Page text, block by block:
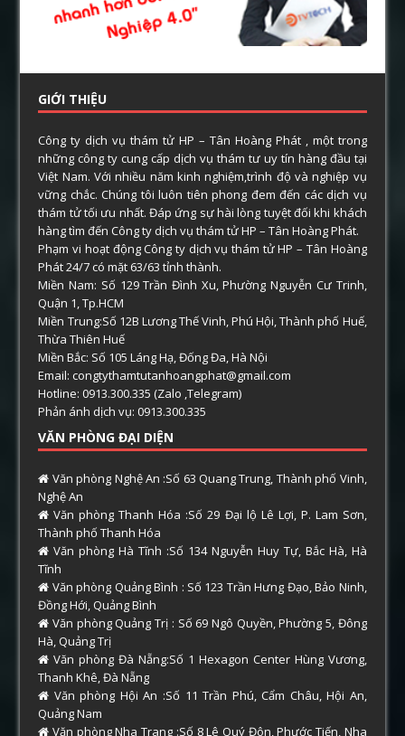
GIỚI THIỆU
Công ty dịch vụ thám tử HP – Tân Hoàng Phát , một trong
những công ty cung cấp dịch vụ thám tư uy tín hàng đầu tại
Việt Nam. Với nhiều năm kinh nghiệm,trình độ và nghiệp vụ
vững chắc. Chúng tôi luôn tiên phong đem đến các dịch vụ
thám tử tối ưu nhất. Đáp ứng sự hài lòng tuyệt đối khi khách
hàng tìm đến Công ty dịch vụ thám tử HP – Tân Hoàng Phát.
Phạm vi hoạt động Công ty dịch vụ thám tử HP – Tân Hoàng
Phát 24/7 có mặt 63/63 tỉnh thành.
Miền Nam: Số 129 Trần Đình Xu, Phường Nguyễn Cư Trinh,
Quận 1, Tp.HCM
Miền Trung:Số 12B Lương Thế Vinh, Phú Hội, Thành phố Huế,
Thừa Thiên Huế
Miền Bắc: Số 105 Láng Hạ, Đống Đa, Hà Nội
Email: congtythamtutanhoangphat@gmail.com
Hotline: 0913.300.335 (Zalo ,Telegram)
Phản ánh dịch vụ: 0913.300.335
VĂN PHÒNG ĐẠI DIỆN
Văn phòng Nghệ An :Số 63 Quang Trung, Thành phố Vinh,
Nghệ An
Văn phòng Thanh Hóa :Số 29 Đại lộ Lê Lợi, P. Lam Sơn,
Thành phố Thanh Hóa
Văn phòng Hà Tĩnh :Số 134 Nguyễn Huy Tự, Bắc Hà, Hà
Tĩnh
Văn phòng Quảng Bình : Số 123 Trần Hưng Đạo, Bảo Ninh,
Đồng Hới, Quảng Bình
Văn phòng Quảng Trị : Số 69 Ngô Quyền, Phường 5, Đông
Hà, Quảng Trị
Văn phòng Đà Nẵng:Số 1 Hexagon Center Hùng Vương,
Thanh Khê, Đà Nẵng
Văn phòng Hội An :Số 11 Trần Phú, Cẩm Châu, Hội An,
Quảng Nam
Văn phòng Nha Trang :Số 8 Lê Quý Đôn, Phước Tiến, Nha